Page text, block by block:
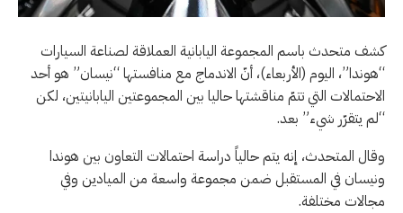
كشف متحدث باسم المجموعة اليابانية العملاقة لصناعة السيارات
“هوندا”، اليوم (الأربعاء)، أنّ الاندماج مع منافستها “نيسان” هو أحد
الاحتمالات التي تتمّ مناقشتها حاليا بين المجموعتين اليابانيتين، لكن
“لم يتقرّر شيء” بعد.
وقال المتحدث، إنه يتم حالياً دراسة احتمالات التعاون بين هوندا
ونيسان في المستقبل ضمن مجموعة واسعة من الميادين وفي
مجالات مختلفة.